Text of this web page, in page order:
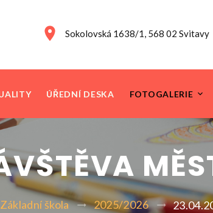
Sokolovská 1638/1, 568 02 Svitavy
ÚŘEDNÍ DESKA FOTOGALERIE
Základní škola 2025/2026